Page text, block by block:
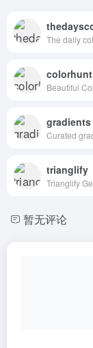
The daily
colorhunt
Beautiful
gradients
trianglify
Trianglify
暂无评论